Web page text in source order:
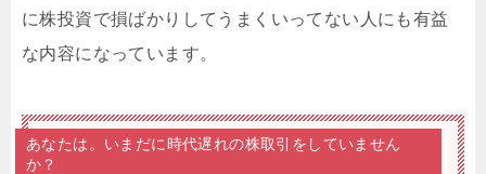
に株投資で損ばかりしてうまくいってない人にも有益
な内容になっています。
あなたは。いまだに時代遅れの株取引をしていません
か？